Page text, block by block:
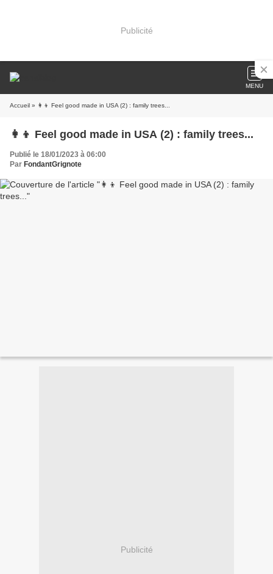
Publicité
MENU
Accueil » 👩‍👦 Feel good made in USA (2) : family trees...
👩‍👦 Feel good made in USA (2) : family trees...
Publié le 18/01/2023 à 06:00
Par FondantGrignote
Publicité